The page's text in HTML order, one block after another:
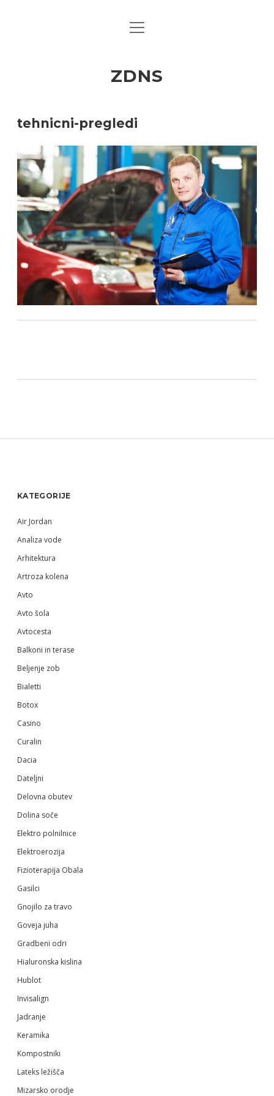
open
ZDNS
tehnicni-pregledi
KATEGORIJE
Air Jordan
Analiza vode
Arhitektura
Artroza kolena
Avto
Avto šola
Avtocesta
Balkoni in terase
Beljenje zob
Bialetti
Botox
Casino
Curalin
Dacia
Dateljni
Delovna obutev
Dolina soče
Elektro polnilnice
Elektroerozija
Fizioterapija Obala
Gasilci
Gnojilo za travo
Goveja juha
Gradbeni odri
Hialuronska kislina
Hublot
Invisalign
Jadranje
Keramika
Kompostniki
Lateks ležišča
Mizarsko orodje